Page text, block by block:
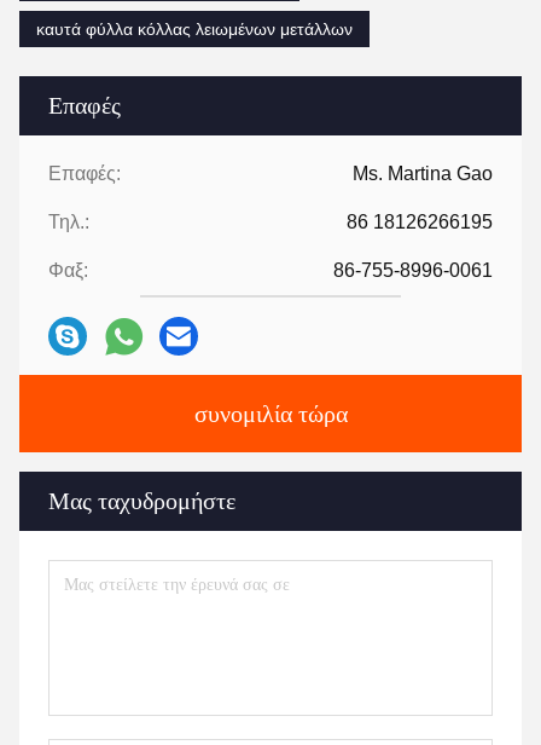
Επαφές
Επαφές: Ms. Martina Gao
Τηλ.: 86 18126266195
Φαξ: 86-755-8996-0061
συνομιλία τώρα
Μας ταχυδρομήστε
καυτά φύλλα κόλλας λειωμένων μετάλλων